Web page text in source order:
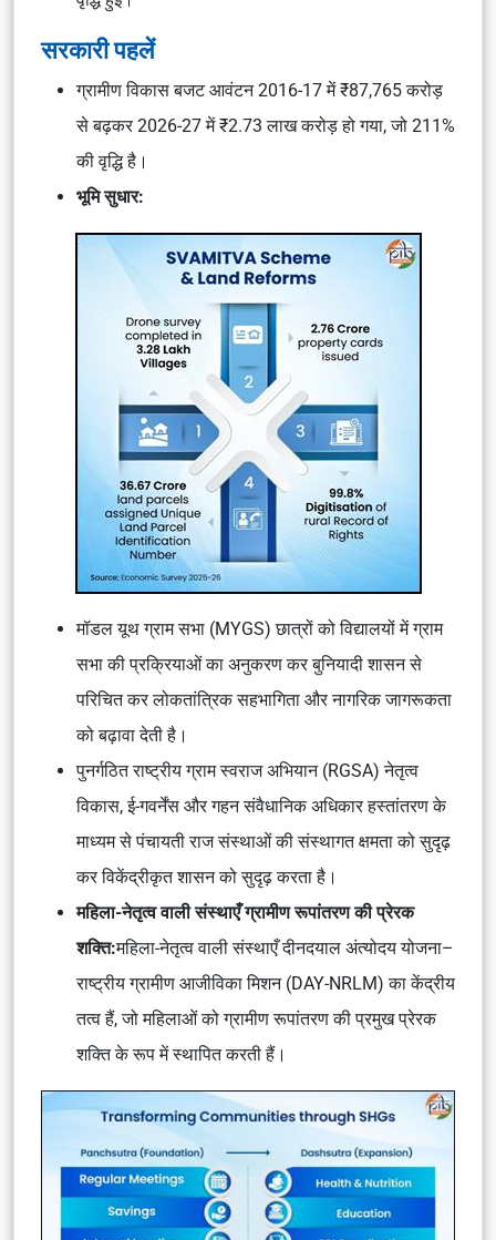
सरकारी पहलें
ग्रामीण विकास बजट आवंटन 2016-17 में ₹87,765 करोड़
से बढ़कर 2026-27 में ₹2.73 लाख करोड़ हो गया, जो 211%
की वृद्धि है।
भूमि सुधार:
मॉडल यूथ ग्राम सभा (MYGS) छात्रों को विद्यालयों में ग्राम
सभा की प्रक्रियाओं का अनुकरण कर बुनियादी शासन से
परिचित कर लोकतांत्रिक सहभागिता और नागरिक जागरूकता
को बढ़ावा देती है।
पुनर्गठित राष्ट्रीय ग्राम स्वराज अभियान (RGSA) नेतृत्व
विकास, ई-गवर्नेंस और गहन संवैधानिक अधिकार हस्तांतरण के
माध्यम से पंचायती राज संस्थाओं की संस्थागत क्षमता को सुदृढ़
कर विकेंद्रीकृत शासन को सुदृढ़ करता है।
महिला-नेतृत्व वाली संस्थाएँ ग्रामीण रूपांतरण की प्रेरक
शक्ति:महिला-नेतृत्व वाली संस्थाएँ दीनदयाल अंत्योदय योजना–
राष्ट्रीय ग्रामीण आजीविका मिशन (DAY-NRLM) का केंद्रीय
तत्व हैं, जो महिलाओं को ग्रामीण रूपांतरण की प्रमुख प्रेरक
शक्ति के रूप में स्थापित करती हैं।